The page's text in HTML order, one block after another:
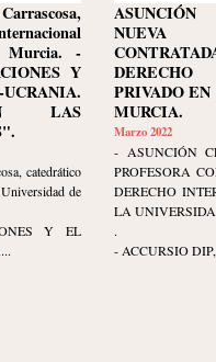
Murcia. -
Y
LAS
catedrático
de
Y EL
NUEVA
PRIVADO
MURCIA.
Marzo 2022
- ASUNCIÓN
PROFESORA
DERECHO
LA
.
- ACCURSIO